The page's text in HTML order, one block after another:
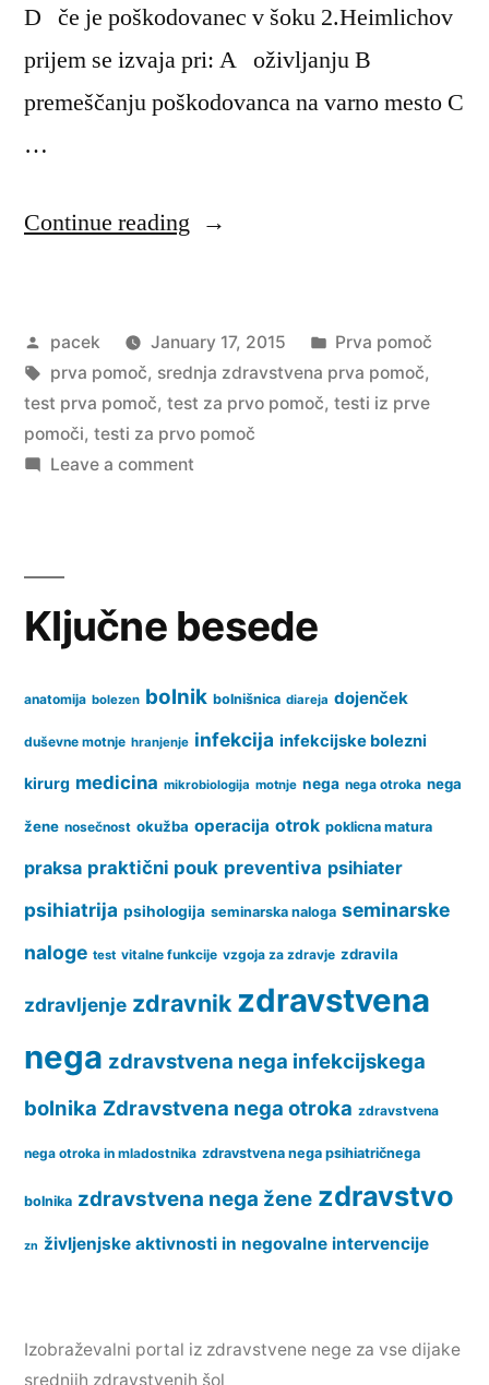
D če je poškodovanec v šoku 2.Heimlichov
prijem se izvaja pri: A oživljanju B
premeščanju poškodovanca na varno mesto C
…
Continue reading “Test
pomoč”
Posted
by
pacek January 17, 2015
Posted
in
Prva pomoč
Tags:
prva pomoč, srednja zdravstvena prva pomoč,
test prva pomoč, test za prvo pomoč, testi iz prve
pomoči, testi za prvo pomoč
Leave a commenton
Ključne besede
anatomija bolezen bolnik bolnišnica diareja dojenček
duševne motnje hranjenje infekcija infekcijske bolezni
kirurg medicina mikrobiologija motnje nega nega otroka nega
žene nosečnost okužba operacija otrok poklicna matura
praksa praktični pouk preventiva psihiater
psihiatrija psihologija seminarska naloga seminarske
naloge test vitalne funkcije vzgoja za zdravje zdravila
zdravljenje zdravnik zdravstvena
nega zdravstvena nega infekcijskega
bolnika Zdravstvena nega otroka zdravstvena
nega otroka in mladostnika zdravstvena nega psihiatričnega
bolnika zdravstvena nega žene zdravstvo
zn življenjske aktivnosti in negovalne intervencije
Izobraževalni portal iz zdravstvene nege za vse dijake
srednjih zdravstvenih šol